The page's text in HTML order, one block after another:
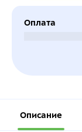
Оплата
Описание